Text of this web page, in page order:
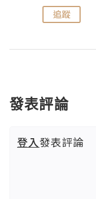
追蹤
發表評論
登入發表評論